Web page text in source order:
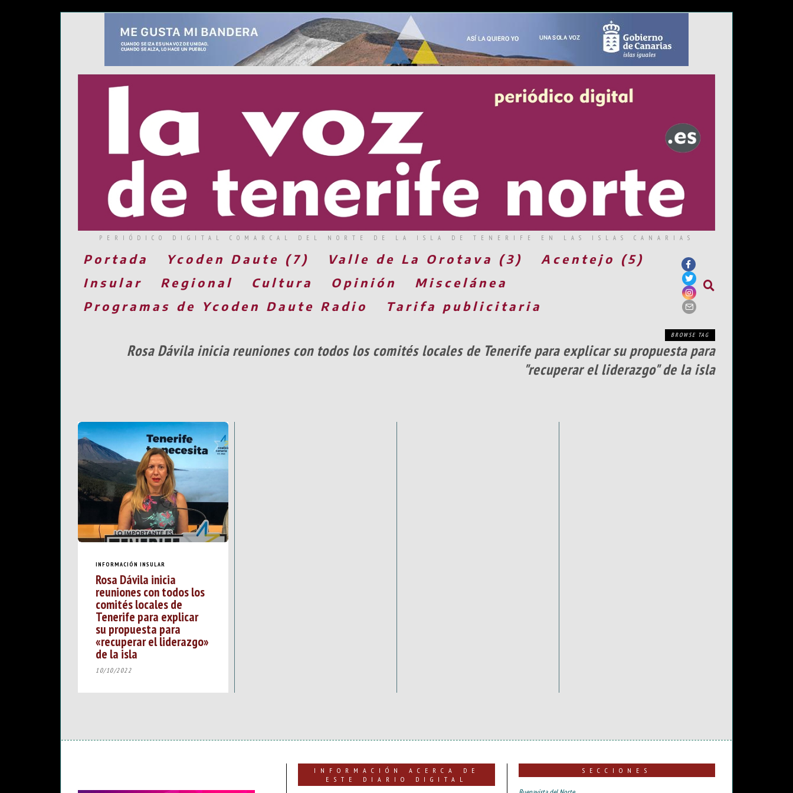
PERIÓDICO DIGITAL COMARCAL DEL NORTE DE LA ISLA DE TENERIFE EN LAS ISLAS CANARIAS
Portada Ycoden Daute (7) Valle de La Orotava (3)
Acentejo (5)
Insular
Regional Cultura Opinión
Miscelánea
Programas de Ycoden Daute Radio
Tarifa publicitaria
BROWSE TAG
Rosa Dávila inicia reuniones con todos los comités locales de Tenerife para explicar su propuesta para
"recuperar el liderazgo" de la isla
INFORMACIÓN INSULAR
Rosa Dávila inicia
reuniones con todos los
comités locales de
Tenerife para explicar
su propuesta para
«recuperar el liderazgo»
de la isla
10/10/2022
INFORMACIÓN ACERCA DE
ESTE DIARIO DIGITAL
SECCIONES